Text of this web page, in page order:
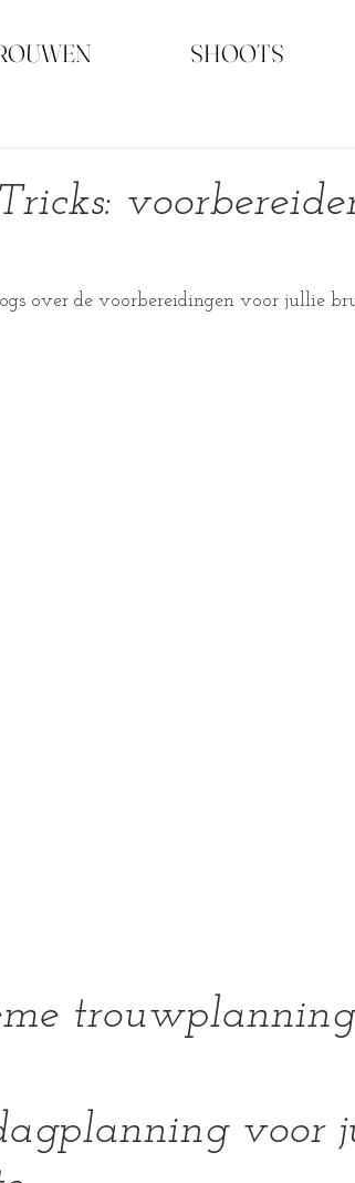
SHOOTS
over de voorbereidingen voor jullie
voor